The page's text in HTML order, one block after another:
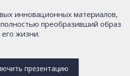
инновационных материалов,
преобразивший образ
его жизни.
презентацию